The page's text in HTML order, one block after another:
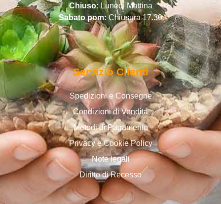
Chiuso:Lunedì Mattina
Sabato pom:Chiusura 17.30
Servizio Clienti
Spedizioni e Consegne
Condizioni di Vendita
Metodi di Pagamento
Privacy e Cookie Policy
Note legali
Diritto di Recesso